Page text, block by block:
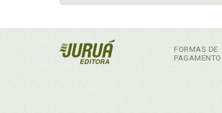
FORMAS DE
PAGAMENTO